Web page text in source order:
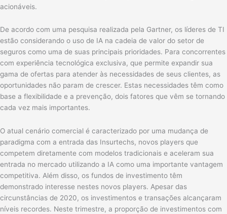
acionáveis.
De acordo com uma pesquisa realizada pela Gartner, os líderes de TI
estão considerando o uso de IA na cadeia de valor do setor de
seguros como uma de suas principais prioridades. Para concorrentes
com experiência tecnológica exclusiva, que permite expandir sua
gama de ofertas para atender às necessidades de seus clientes, as
oportunidades não param de crescer. Estas necessidades têm como
base a flexibilidade e a prevenção, dois fatores que vêm se tornando
cada vez mais importantes.
O atual cenário comercial é caracterizado por uma mudança de
paradigma com a entrada das Insurtechs, novos players que
competem diretamente com modelos tradicionais e aceleram sua
entrada no mercado utilizando a IA como uma importante vantagem
competitiva. Além disso, os fundos de investimento têm
demonstrado interesse nestes novos players. Apesar das
circunstâncias de 2020, os investimentos e transações alcançaram
níveis recordes. Neste trimestre, a proporção de investimentos com